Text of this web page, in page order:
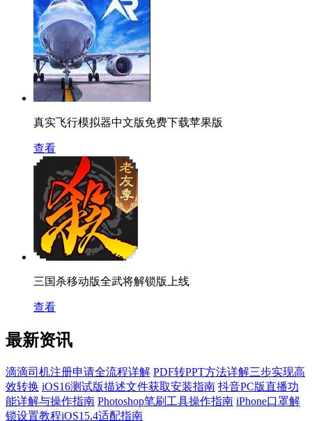
真实飞行模拟器中文版免费下载苹果版
查看
三国杀移动版全武将解锁版上线
查看
最新资讯
滴滴司机注册申请全流程详解 PDF转PPT方法详解三步实现高
效转换 iOS16测试版描述文件获取安装指南 抖音PC版直播功
能详解与操作指南 Photoshop笔刷工具操作指南 iPhone口罩解
锁设置教程iOS15.4适配指南